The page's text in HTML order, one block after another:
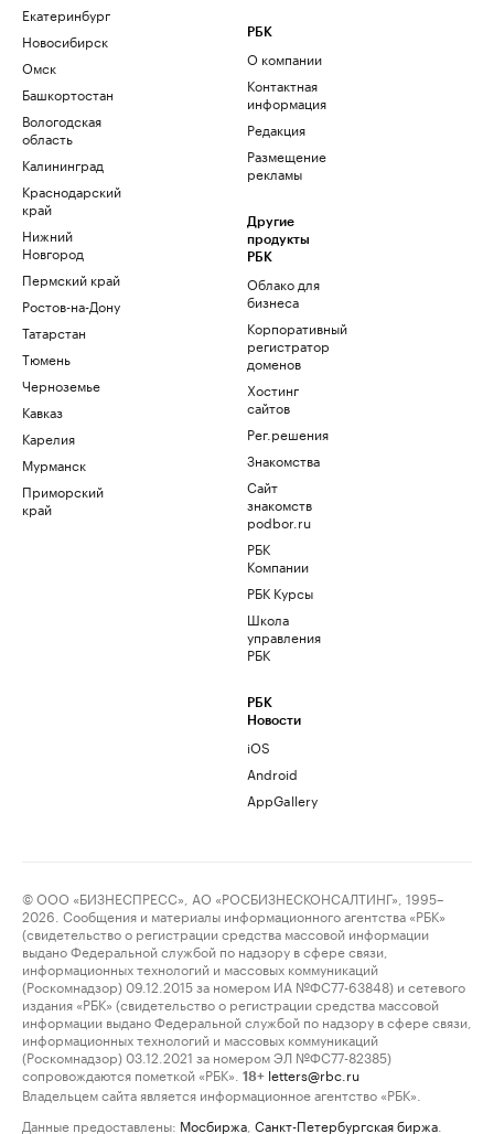
Екатеринбург
Новосибирск
Омск
Башкортостан
Вологодская
область
Калининград
Краснодарский
край
Нижний
Новгород
Пермский край
Ростов-на-Дону
Татарстан
Тюмень
Черноземье
Кавказ
Карелия
Мурманск
Приморский
край
РБК
О компании
Контактная
информация
Редакция
Размещение
рекламы
Другие
продукты
РБК
Облако для
бизнеса
Корпоративный
регистратор
доменов
Хостинг
сайтов
Рег.решения
Знакомства
Сайт
знакомств
podbor.ru
РБК
Компании
РБК Курсы
Школа
управления
РБК
РБК
Новости
iOS
Android
AppGallery
© ООО «БИЗНЕСПРЕСС», АО «РОСБИЗНЕСКОНСАЛТИНГ», 1995–
2026. Сообщения и материалы информационного агентства «РБК»
(свидетельство о регистрации средства массовой информации
выдано Федеральной службой по надзору в сфере связи,
информационных технологий и массовых коммуникаций
(Роскомнадзор) 09.12.2015 за номером ИА №ФС77-63848) и сетевого
издания «РБК» (свидетельство о регистрации средства массовой
информации выдано Федеральной службой по надзору в сфере связи,
информационных технологий и массовых коммуникаций
(Роскомнадзор) 03.12.2021 за номером ЭЛ №ФС77-82385)
сопровождаются пометкой «РБК».
18+ letters@rbc.ru
Владельцем сайта является информационное агентство «РБК».
Данные предоставлены: Мосбиржа Санкт-Петербургская биржа